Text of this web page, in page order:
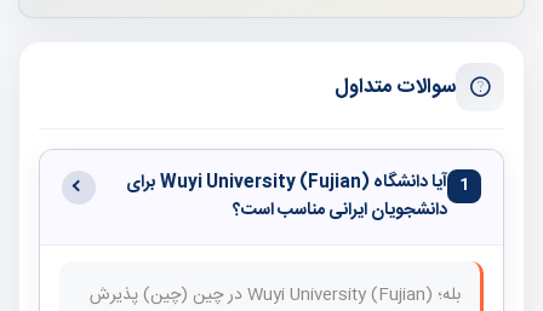
سوالات متداول
1
آیا دانشگاه Wuyi University (Fujian) برای
دانشجویان ایرانی مناسب است؟
بله؛ Wuyi University (Fujian) در چین (چین) پذیرش